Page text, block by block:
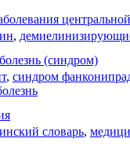
,
(синдром)
, синдром
словарь,